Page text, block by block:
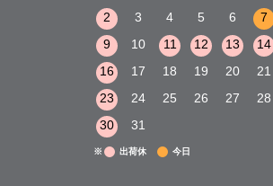
2
3 4 5 6 7
9
10 11 12 13 14
16
17 18 19 20 21
23
24 25 26 27 28
30
31
※ 出荷休 今日